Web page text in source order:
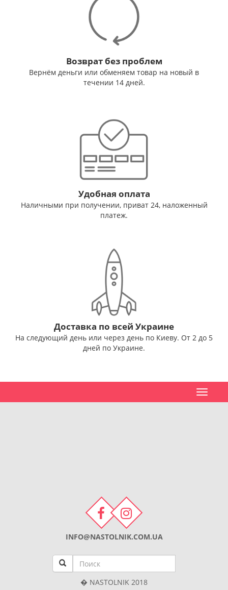
Возврат без проблем
Вернём деньги или обменяем товар на новый в
течении 14 дней.
Удобная оплата
Наличными при получении, приват 24, наложенный
платеж.
Доставка по всей Украине
На следующий день или через день по Киеву. От 2 до 5
дней по Украине.
Toggle
INFO@NASTOLNIK.COM.UA
� NASTOLNIK 2018